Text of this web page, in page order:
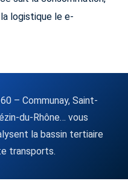
logistique le e-
– Communay, Saint-
du-Rhône… vous
la bassin tertiaire
transports.